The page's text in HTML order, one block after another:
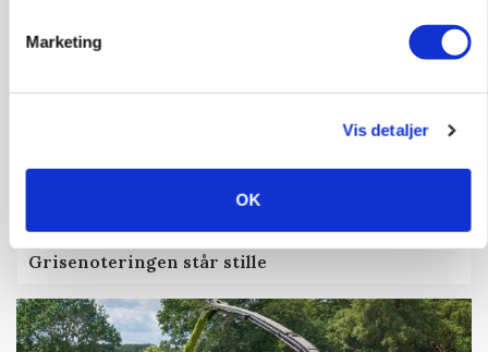
Marketing
Vis detaljer
OK
Grisenoteringen står stille